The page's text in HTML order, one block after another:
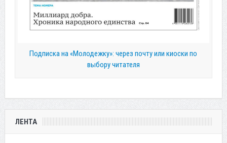
Подписка на «Молодежку»: через почту или киоски по
выбору читателя
ЛЕНТА